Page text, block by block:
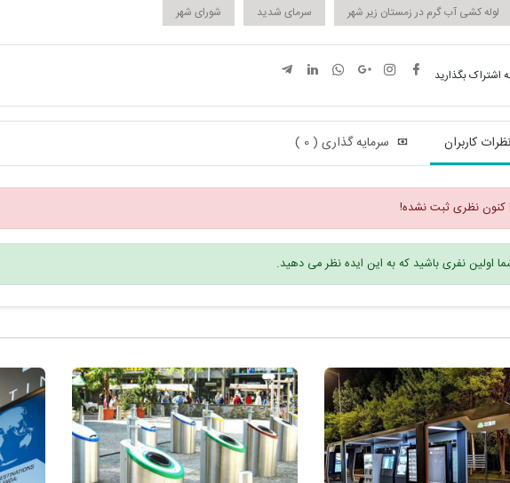
لوله کشی آب گرم در زمستان زیر شهر
سرمای شدید شورای شهر
اشتراک بگذارید
کاربران سرمایه گذاری ( 0 )
کنون نظری ثبت نشده!
اولین نفری باشید که به این ایده نظر می دهید.